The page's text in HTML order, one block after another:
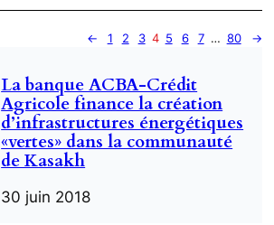
← 1 2 3 4 5 6 7 … 80 →
La banque ACBA-Crédit
Agricole finance la création
d’infrastructures énergétiques
«vertes» dans la communauté
de Kasakh
30 juin 2018